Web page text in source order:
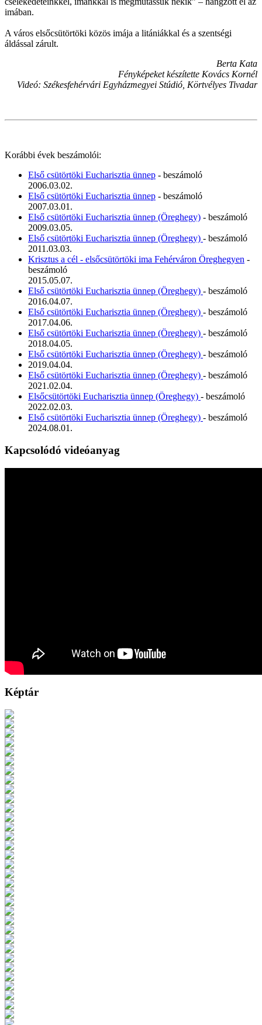
imában.
A város elsőcsütörtöki közös imája a litániákkal és a szentségi
áldással zárult.
Berta Kata
Fényképeket készítette Kovács Kornél
Videó: Székesfehérvári Egyházmegyei Stúdió, Körtvélyes Tivadar
Korábbi évek beszámolói:
Első csütörtöki Eucharisztia ünnep - beszámoló
2006.03.02.
Első csütörtöki Eucharisztia ünnep - beszámoló
2007.03.01.
Első csütörtöki Eucharisztia ünnep (Öreghegy) - beszámoló
2009.03.05.
Első csütörtöki Eucharisztia ünnep (Öreghegy) - beszámoló
2011.03.03.
Krisztus a cél - elsőcsütörtöki ima Fehérváron Öreghegyen -
beszámoló
2015.05.07.
Első csütörtöki Eucharisztia ünnep (Öreghegy) - beszámoló
2016.04.07.
Első csütörtöki Eucharisztia ünnep (Öreghegy) - beszámoló
2017.04.06.
Első csütörtöki Eucharisztia ünnep (Öreghegy) - beszámoló
2018.04.05.
Első csütörtöki Eucharisztia ünnep (Öreghegy) - beszámoló
2019.04.04.
Első csütörtöki Eucharisztia ünnep (Öreghegy) - beszámoló
2021.02.04.
Elsőcsütörtöki Eucharisztia ünnep (Öreghegy) - beszámoló
2022.02.03.
Első csütörtöki Eucharisztia ünnep (Öreghegy) - beszámoló
2024.08.01.
Kapcsolódó videóanyag
Képtár